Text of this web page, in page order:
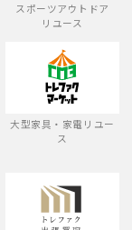
スポーツアウトドア
リユース
大型家具・家電リユー
ス